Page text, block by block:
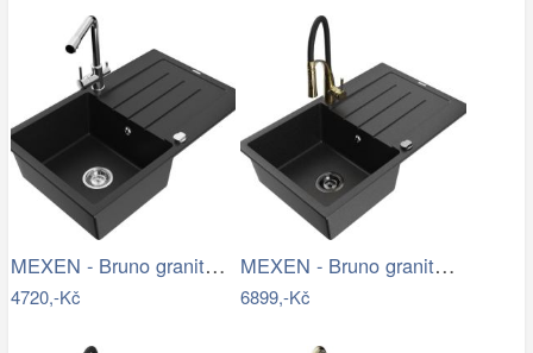
MEXEN - Bruno granitový dřez s…
4720,-Kč
MEXEN - Bruno granitový dřez s…
6899,-Kč